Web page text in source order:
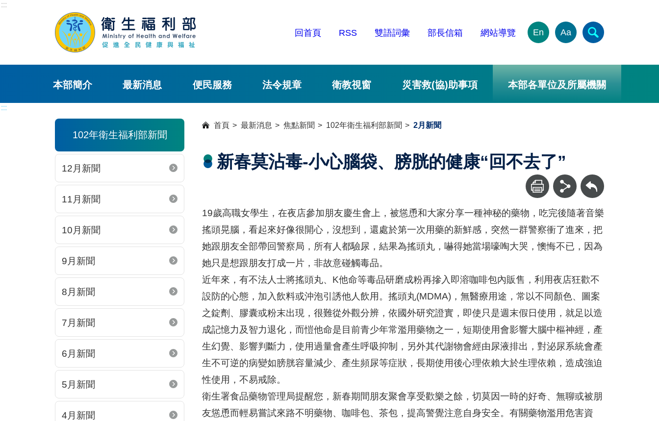
:::
回首頁 RSS 雙語詞彙 部長信箱 網站導覽 En Aa
本部簡介 最新消息 便民服務 法令規章 衛教視窗 災害救(協)助事項 本部各單位及所屬機關
:::
102年衛生福利部新聞
12月新聞
11月新聞
10月新聞
9月新聞
8月新聞
7月新聞
6月新聞
5月新聞
4月新聞
首頁 最新消息 焦點新聞 102年衛生福利部新聞 2月新聞
新春莫沾毒-小心腦袋、膀胱的健康“回不去了”
回上一頁
19歲高職女學生，在夜店參加朋友慶生會上，被慫恿和大家分享一種神秘的藥物，吃完後隨著音樂
搖頭晃腦，看起來好像很開心，沒想到，還處於第一次用藥的新鮮感，突然一群警察衝了進來，把
她跟朋友全部帶回警察局，所有人都驗尿，結果為搖頭丸，嚇得她當場嚎啕大哭，懊悔不已，因為
她只是想跟朋友打成一片，非故意碰觸毒品。
近年來，有不法人士將搖頭丸、K他命等毒品研磨成粉再摻入即溶咖啡包內販售，利用夜店狂歡不
設防的心態，加入飲料或沖泡引誘他人飲用。搖頭丸(MDMA)，無醫療用途，常以不同顏色、圖案
之錠劑、膠囊或粉末出現，很難從外觀分辨，依國外研究證實，即使只是週末假日使用，就足以造
成記憶力及智力退化，而愷他命是目前青少年常濫用藥物之一，短期使用會影響大腦中樞神經，產
生幻覺、影響判斷力，使用過量會產生呼吸抑制，另外其代謝物會經由尿液排出，對泌尿系統會產
生不可逆的病變如膀胱容量減少、產生頻尿等症狀，長期使用後心理依賴大於生理依賴，造成強迫
性使用，不易戒除。
衛生署食品藥物管理局提醒您，新春期間朋友聚會享受歡樂之餘，切莫因一時的好奇、無聊或被朋
友慫恿而輕易嘗試來路不明藥物、咖啡包、茶包，提高警覺注意自身安全。有關藥物濫用危害資